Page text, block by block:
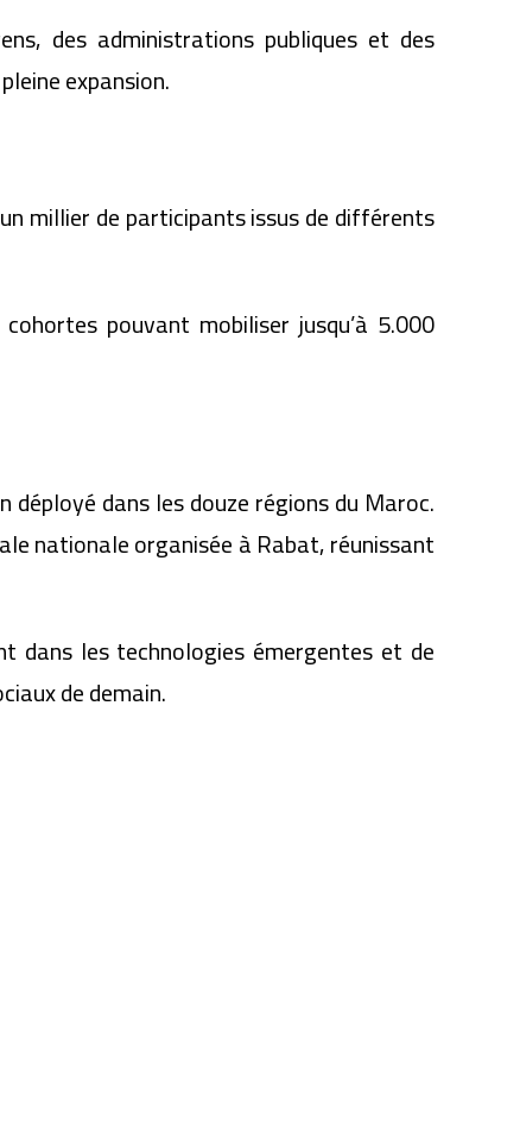
des administrations publiques et des
expansion.
millier de participants issus de différents
pouvant mobiliser jusqu’à 5.000
dans les douze régions du Maroc.
nationale organisée à Rabat, réunissant
dans les technologies émergentes et de
de demain.